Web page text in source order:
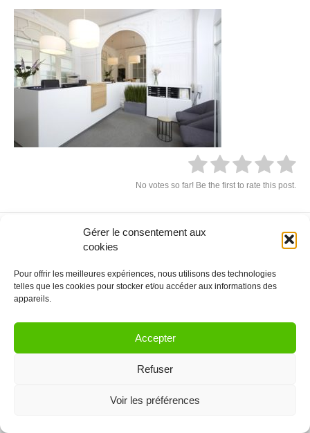
Gérer le consentement aux
cookies
Pour offrir les meilleures expériences, nous utilisons des technologies
telles que les cookies pour stocker et/ou accéder aux informations des
appareils.
Accepter
Refuser
Voir les préférences
No votes so far! Be the first to rate this post.
© 2021 Coworkinglist.be